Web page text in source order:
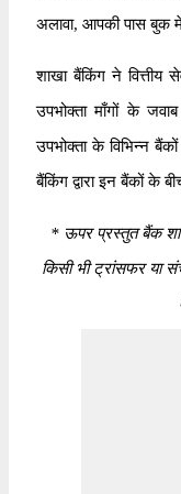
अलावा, आपकी पास बुक
शाखा बैंकिंग ने वित्तीय
उपभोक्ता माँगों के
उपभोक्ता के विभिन्न
बैंकिंग द्वारा इन बैंकों के
*ऊपर प्रस्तुत बैंक
किसी भी ट्रांसफर